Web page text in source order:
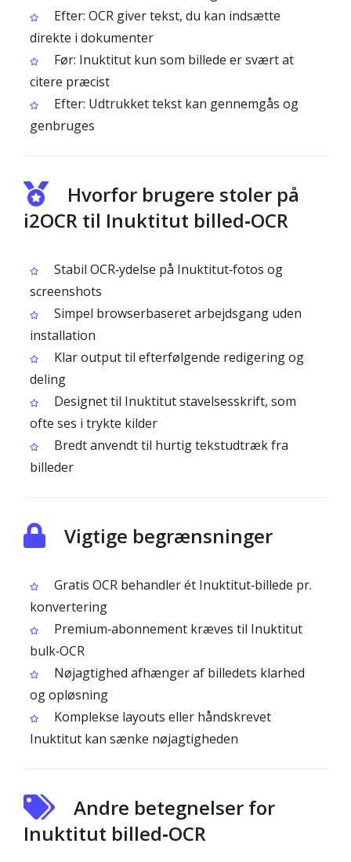
Efter: OCR giver tekst, du kan indsætte
direkte i dokumenter
Før: Inuktitut kun som billede er svært at
citere præcist
Efter: Udtrukket tekst kan gennemgås og
genbruges
Hvorfor brugere stoler på
i2OCR til Inuktitut billed‑OCR
Stabil OCR‑ydelse på Inuktitut‑fotos og
screenshots
Simpel browserbaseret arbejdsgang uden
installation
Klar output til efterfølgende redigering og
deling
Designet til Inuktitut stavelsesskrift, som
ofte ses i trykte kilder
Bredt anvendt til hurtig tekstudtræk fra
billeder
Vigtige begrænsninger
Gratis OCR behandler ét Inuktitut‑billede pr.
konvertering
Premium‑abonnement kræves til Inuktitut
bulk‑OCR
Nøjagtighed afhænger af billedets klarhed
og opløsning
Komplekse layouts eller håndskrevet
Inuktitut kan sænke nøjagtigheden
Andre betegnelser for
Inuktitut billed‑OCR